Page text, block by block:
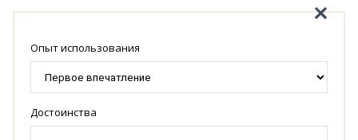
Опыт использования
Достоинства